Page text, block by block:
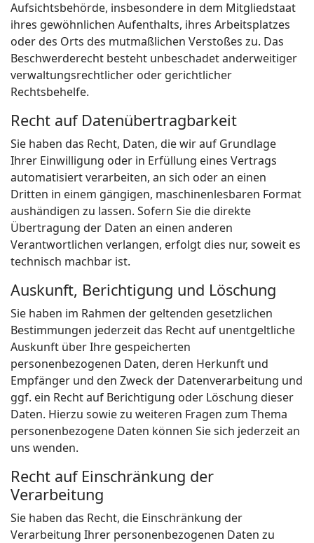
Aufsichtsbehörde, insbesondere in dem Mitgliedstaat
ihres gewöhnlichen Aufenthalts, ihres Arbeitsplatzes
oder des Orts des mutmaßlichen Verstoßes zu. Das
Beschwerderecht besteht unbeschadet anderweitiger
verwaltungsrechtlicher oder gerichtlicher
Rechtsbehelfe.
Recht auf Datenübertragbarkeit
Sie haben das Recht, Daten, die wir auf Grundlage
Ihrer Einwilligung oder in Erfüllung eines Vertrags
automatisiert verarbeiten, an sich oder an einen
Dritten in einem gängigen, maschinenlesbaren Format
aushändigen zu lassen. Sofern Sie die direkte
Übertragung der Daten an einen anderen
Verantwortlichen verlangen, erfolgt dies nur, soweit es
technisch machbar ist.
Auskunft, Berichtigung und Löschung
Sie haben im Rahmen der geltenden gesetzlichen
Bestimmungen jederzeit das Recht auf unentgeltliche
Auskunft über Ihre gespeicherten
personenbezogenen Daten, deren Herkunft und
Empfänger und den Zweck der Datenverarbeitung und
ggf. ein Recht auf Berichtigung oder Löschung dieser
Daten. Hierzu sowie zu weiteren Fragen zum Thema
personenbezogene Daten können Sie sich jederzeit an
uns wenden.
Recht auf Einschränkung der
Verarbeitung
Sie haben das Recht, die Einschränkung der
Verarbeitung Ihrer personenbezogenen Daten zu